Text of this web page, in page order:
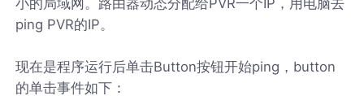
ping PVR的IP。
现在是程序运行后单击Button按钮开始ping，button
的单击事件如下：